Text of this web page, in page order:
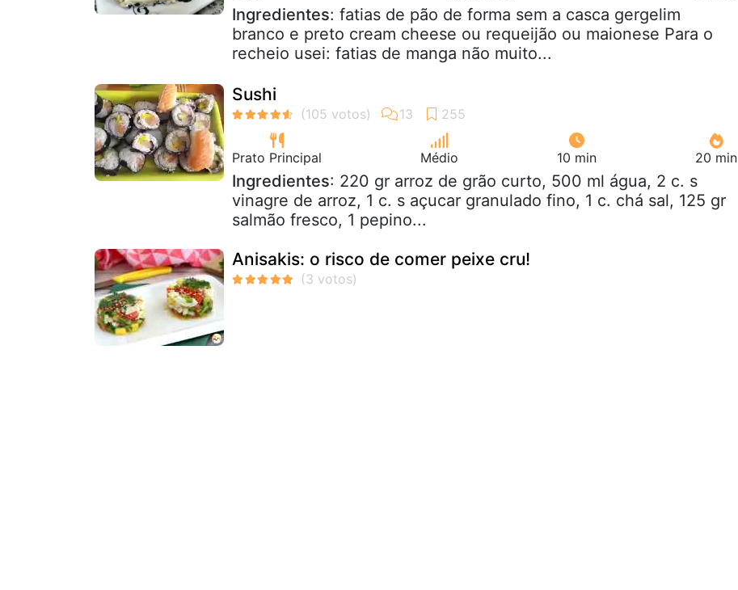
Ingredientes: fatias de pão de forma sem a casca gergelim
branco e preto cream cheese ou requeijão ou maionese Para o
recheio usei: fatias de manga não muito...
Sushi
Prato Principal Médio 10 min 20 min
Ingredientes: 220 gr arroz de grão curto, 500 ml água, 2 c. s
vinagre de arroz, 1 c. s açucar granulado fino, 1 c. chá sal, 125 gr
salmão fresco, 1 pepino...
Anisakis: o risco de comer peixe cru!